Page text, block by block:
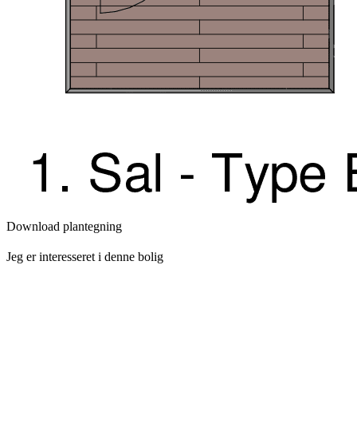
Download plantegning
Jeg er interesseret i denne bolig